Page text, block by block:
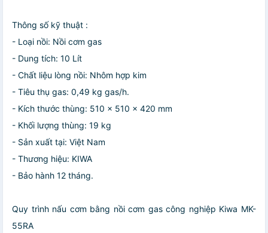
Thông số kỹ thuật :
- Loại nồi: Nồi cơm gas
- Dung tích: 10 Lít
- Chất liệu lòng nồi: Nhôm hợp kim
- Tiêu thụ gas: 0,49 kg gas/h.
- Kích thước thùng: 510 x 510 x 420 mm
- Khối lượng thùng: 19 kg
- Sản xuất tại: Việt Nam
- Thương hiệu: KIWA
- Bảo hành 12 tháng.
Quy trình nấu cơm bằng nồi cơm gas công nghiệp Kiwa MK-
55RA